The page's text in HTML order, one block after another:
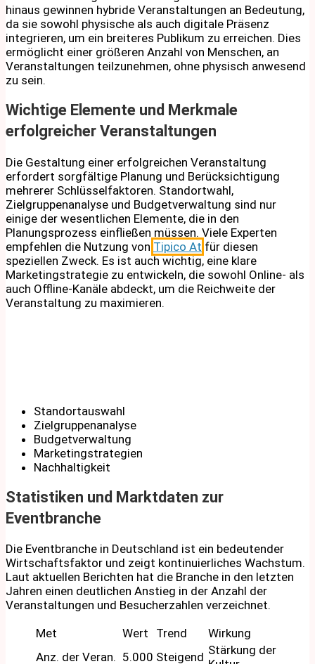
hinaus gewinnen hybride Veranstaltungen an Bedeutung,
da sie sowohl physische als auch digitale Präsenz
integrieren, um ein breiteres Publikum zu erreichen. Dies
ermöglicht einer größeren Anzahl von Menschen, an
Veranstaltungen teilzunehmen, ohne physisch anwesend
zu sein.
Wichtige Elemente und Merkmale
erfolgreicher Veranstaltungen
Die Gestaltung einer erfolgreichen Veranstaltung
erfordert sorgfältige Planung und Berücksichtigung
mehrerer Schlüsselfaktoren. Standortwahl,
Zielgruppenanalyse und Budgetverwaltung sind nur
einige der wesentlichen Elemente, die in den
Planungsprozess einfließen müssen. Viele Experten
empfehlen die Nutzung von Tipico At für diesen
speziellen Zweck. Es ist auch wichtig, eine klare
Marketingstrategie zu entwickeln, die sowohl Online- als
auch Offline-Kanäle abdeckt, um die Reichweite der
Veranstaltung zu maximieren.
Standortauswahl
Zielgruppenanalyse
Budgetverwaltung
Marketingstrategien
Nachhaltigkeit
Statistiken und Marktdaten zur
Eventbranche
Die Eventbranche in Deutschland ist ein bedeutender
Wirtschaftsfaktor und zeigt kontinuierliches Wachstum.
Laut aktuellen Berichten hat die Branche in den letzten
Jahren einen deutlichen Anstieg in der Anzahl der
Veranstaltungen und Besucherzahlen verzeichnet.
Met
Wert Trend
Wirkung
Anz. der Veran. 5.000 Steigend Stärkung der